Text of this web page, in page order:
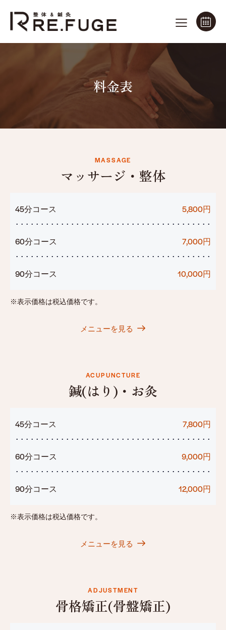
料金表
MASSAGE
マッサージ・整体
45分コース 5,800円
60分コース 7,000円
90分コース 10,000円
※表示価格は税込価格です。
メニューを見る
ACUPUNCTURE
鍼(はり)・お灸
45分コース 7,800円
60分コース 9,000円
90分コース 12,000円
※表示価格は税込価格です。
メニューを見る
ADJUSTMENT
骨格矯正(骨盤矯正)